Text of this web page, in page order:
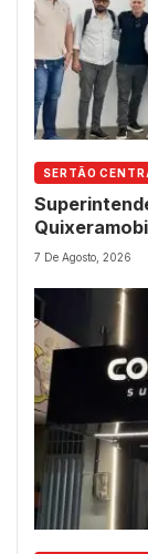
SERTÃO
avanço do
7 De Agosto, 2026